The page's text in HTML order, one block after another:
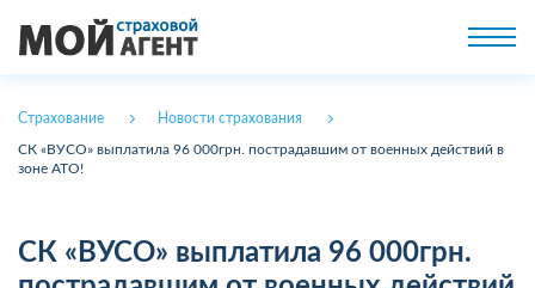
Страхование Новости страхования
СК «ВУСО» выплатила 96 000грн. пострадавшим от военных действий в
зоне АТО!
СК «ВУСО» выплатила 96 000грн.